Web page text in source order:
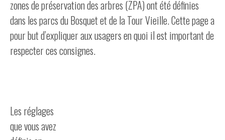
zones de préservation des arbres (ZPA) ont été définies
dans les parcs du Bosquet et de la Tour Vieille. Cette page a
pour but d’expliquer aux usagers en quoi il est important de
respecter ces consignes.